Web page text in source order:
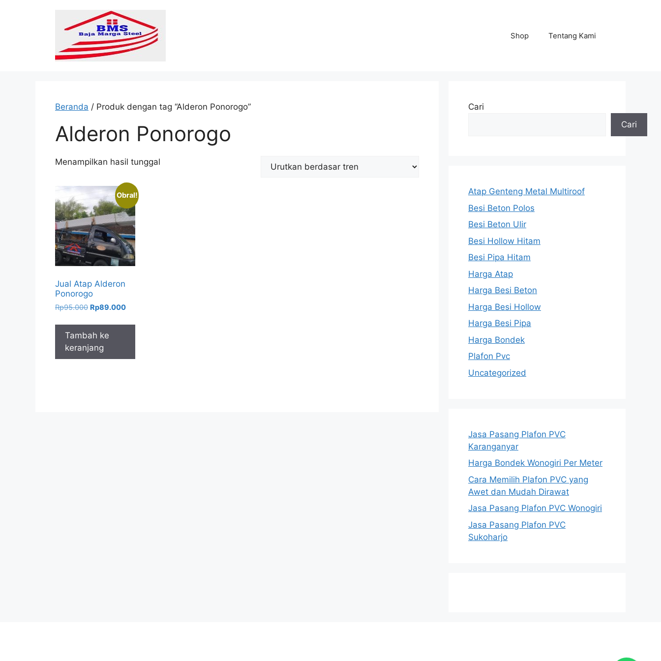
Shop Tentang Kami
Beranda / Produk dengan tag “Alderon Ponorogo”
Alderon Ponorogo
Menampilkan hasil tunggal
Obral!
Jual Atap Alderon
Ponorogo
Rp95.000 Harga
adalah:
Rp95.000.
Rp89.000Harga
ini
Tambah ke
keranjang
Cari
Cari
Atap Genteng Metal Multiroof
Besi Beton Polos
Besi Beton Ulir
Besi Hollow Hitam
Besi Pipa Hitam
Harga Atap
Harga Besi Beton
Harga Besi Hollow
Harga Besi Pipa
Harga Bondek
Plafon Pvc
Uncategorized
Jasa Pasang Plafon PVC
Karanganyar
Harga Bondek Wonogiri Per Meter
Cara Memilih Plafon PVC yang
Awet dan Mudah Dirawat
Jasa Pasang Plafon PVC Wonogiri
Jasa Pasang Plafon PVC
Sukoharjo